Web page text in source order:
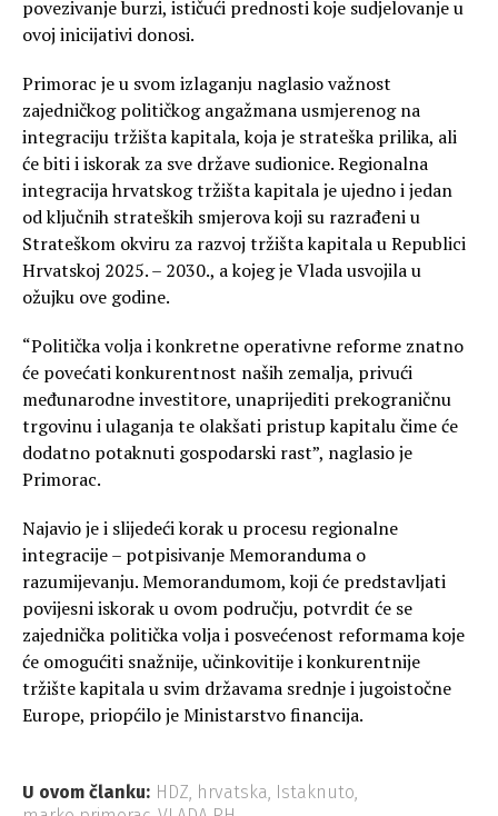
povezivanje burzi, ističući prednosti koje sudjelovanje u
ovoj inicijativi donosi.
Primorac je u svom izlaganju naglasio važnost
zajedničkog političkog angažmana usmjerenog na
integraciju tržišta kapitala, koja je strateška prilika, ali
će biti i iskorak za sve države sudionice. Regionalna
integracija hrvatskog tržišta kapitala je ujedno i jedan
od ključnih strateških smjerova koji su razrađeni u
Strateškom okviru za razvoj tržišta kapitala u Republici
Hrvatskoj 2025. – 2030., a kojeg je Vlada usvojila u
ožujku ove godine.
“Politička volja i konkretne operativne reforme znatno
će povećati konkurentnost naših zemalja, privući
međunarodne investitore, unaprijediti prekograničnu
trgovinu i ulaganja te olakšati pristup kapitalu čime će
dodatno potaknuti gospodarski rast”, naglasio je
Primorac.
Najavio je i slijedeći korak u procesu regionalne
integracije – potpisivanje Memoranduma o
razumijevanju. Memorandumom, koji će predstavljati
povijesni iskorak u ovom području, potvrdit će se
zajednička politička volja i posvećenost reformama koje
će omogućiti snažnije, učinkovitije i konkurentnije
tržište kapitala u svim državama srednje i jugoistočne
Europe, priopćilo je Ministarstvo financija.
U ovom članku: HDZ, hrvatska, Istaknuto,